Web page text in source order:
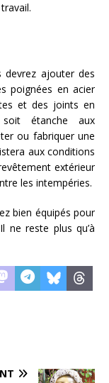
ajouter des
poignées en acier
et des joints en
étanche aux
ou fabriquer une
aux conditions
extérieur
les intempéries.
bien équipés pour
ne reste plus qu’à